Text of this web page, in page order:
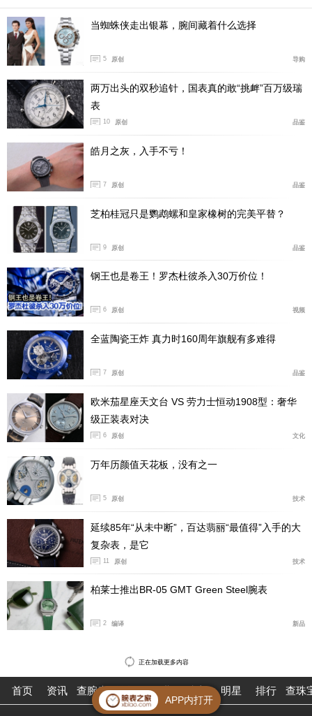
当蜘蛛侠走出银幕，腕间藏着什么选择
5 原创 导购
两万出头的双秒追针，国表真的敢“挑衅”百万级瑞
表
10 原创 品鉴
皓月之灰，入手不亏！
7 原创 品鉴
芝柏桂冠只是鹦鹉螺和皇家橡树的完美平替？
9 原创 品鉴
钢王也是卷王！罗杰杜彼杀入30万价位！
6 原创 视频
全蓝陶瓷王炸 真力时160周年旗舰有多难得
7 原创 品鉴
欧米茄星座天文台 VS 劳力士恒动1908型：奢华
级正装表对决
6 原创 文化
万年历颜值天花板，没有之一
5 原创 技术
延续85年“从未中断”，百达翡丽“最值得”入手的大
复杂表，是它
11 原创 技术
柏莱士推出BR-05 GMT Green Steel腕表
2 编译 新品
正在加载更多内容
首页 资讯 查腕表 论坛 作业 明星 排行 查珠
APP内打开